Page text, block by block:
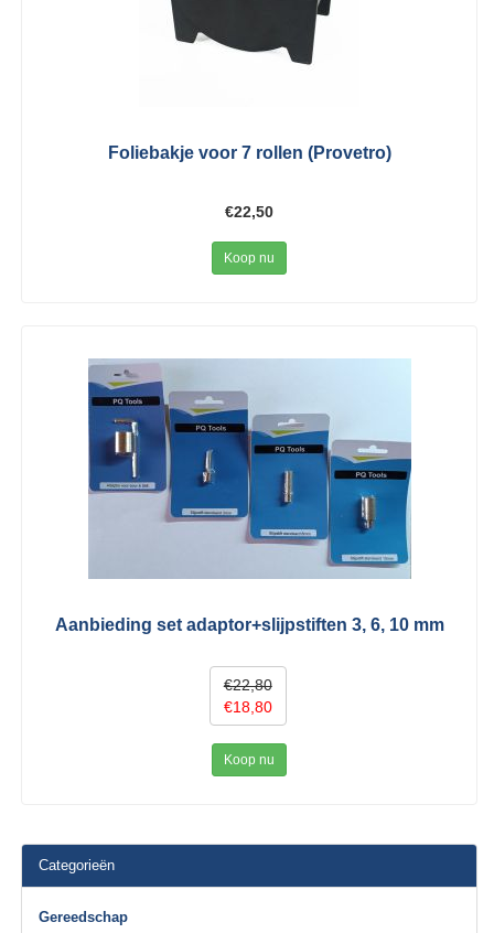
Foliebakje voor 7 rollen (Provetro)
€22,50
Koop nu
Aanbieding set adaptor+slijpstiften 3, 6, 10 mm
€22,80
€18,80
Koop nu
Categorieën
Gereedschap